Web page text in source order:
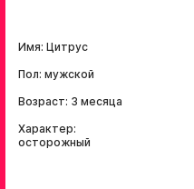
Имя: Цитрус
Пол: мужской
Возраст: 3 месяца
Характер:
осторожный